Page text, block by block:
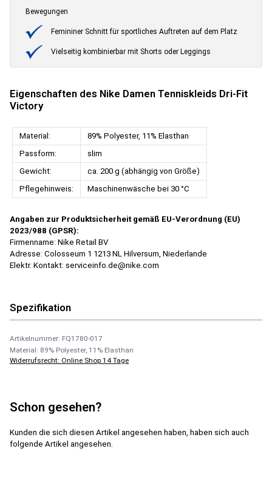
Bewegungen
Femininer Schnitt für sportliches Auftreten auf dem Platz
Vielseitig kombinierbar mit Shorts oder Leggings
Eigenschaften des Nike Damen Tenniskleids Dri-Fit
Victory
Material:
89% Polyester, 11% Elasthan
Passform:
slim
Gewicht:
ca. 200 g (abhängig von Größe)
Pflegehinweis:
Maschinenwäsche bei 30 °C
Angaben zur Produktsicherheit gemäß EU-Verordnung (EU)
2023/988 (GPSR):
Firmenname: Nike Retail BV
Adresse: Colosseum 1 1213 NL Hilversum, Niederlande
Elektr. Kontakt: serviceinfo.de@nike.com
Spezifikation
Artikelnummer: FQ1780-017
Material: 89% Polyester, 11% Elasthan
Widerrufsrecht: Online Shop 14 Tage
Schon gesehen?
Kunden die sich diesen Artikel angesehen haben, haben sich auch
folgende Artikel angesehen.